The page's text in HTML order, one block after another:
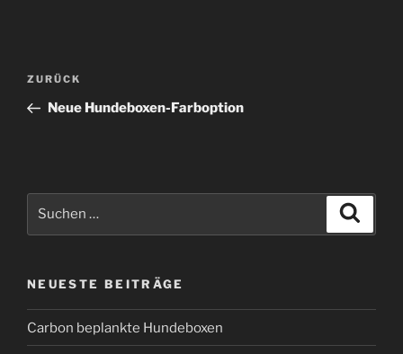
Beitragsnavigation
Vorheriger
Beitrag
ZURÜCK
Neue Hundeboxen-Farboption
NEUESTE BEITRÄGE
Carbon beplankte Hundeboxen